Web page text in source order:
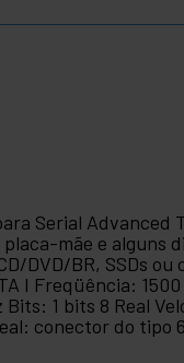
Serial
mãe e alguns
DVD/BR, SSDs
I Freqüência:
1 bits 8 Real
conector do tipo